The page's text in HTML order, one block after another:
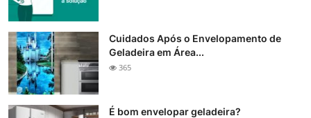
Cuidados Após o Envelopamento de
Geladeira em Área...
365
É bom envelopar geladeira?